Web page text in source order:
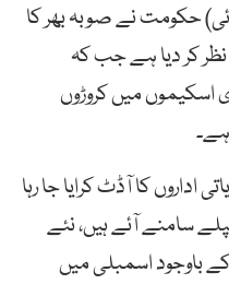
حکومت نے صوبہ بھر کا
کر دیا ہے جب کہ
اسکیموں میں کروڑوں
اداروں کا آڈٹ کرایا جا رہا
سامنے آئے ہیں، نئے
کے باوجود اسمبلی میں